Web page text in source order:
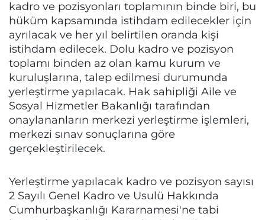
kadro ve pozisyonları toplamının binde biri, bu
hüküm kapsamında istihdam edilecekler için
ayrılacak ve her yıl belirtilen oranda kişi
istihdam edilecek. Dolu kadro ve pozisyon
toplamı binden az olan kamu kurum ve
kuruluşlarına, talep edilmesi durumunda
yerleştirme yapılacak. Hak sahipliği Aile ve
Sosyal Hizmetler Bakanlığı tarafından
onaylananların merkezi yerleştirme işlemleri,
merkezi sınav sonuçlarına göre
gerçekleştirilecek.
Yerleştirme yapılacak kadro ve pozisyon sayısı
2 Sayılı Genel Kadro ve Usulü Hakkında
Cumhurbaşkanlığı Kararnamesi'ne tabi